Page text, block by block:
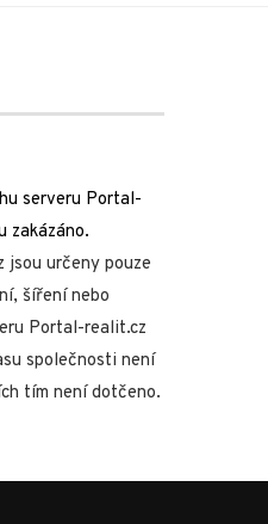
serveru Portal-
zakázáno.
jsou určeny pouze
šíření nebo
Portal-realit.cz
společnosti není
tím není dotčeno.